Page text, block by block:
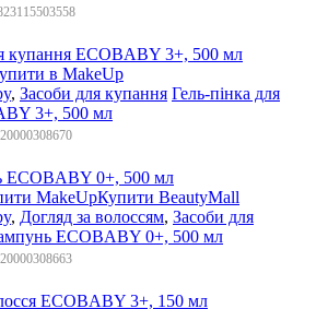
в MakeUp
, Засоби для купання Гель-пінка для
3+, 500 мл
MakeUpКупити BeautyMall
, Догляд за волоссям, Засоби для
ECOBABY 0+, 500 мл